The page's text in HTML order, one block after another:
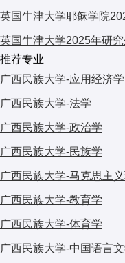
推荐专业
广西民族大学-应用经济学
广西民族大学-法学
广西民族大学-政治学
广西民族大学-民族学
广西民族大学-马克思主
广西民族大学-教育学
广西民族大学-体育学
广西民族大学-中国语言